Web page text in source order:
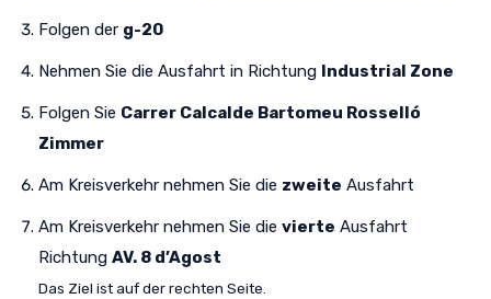
Folgen der g-20
Nehmen Sie die Ausfahrt in Richtung Industrial Zone
Folgen Sie Carrer Calcalde Bartomeu Rosselló
Zimmer
Am Kreisverkehr nehmen Sie die zweite Ausfahrt
Am Kreisverkehr nehmen Sie die vierte Ausfahrt
Richtung AV. 8 d’Agost
Das Ziel ist auf der rechten Seite.